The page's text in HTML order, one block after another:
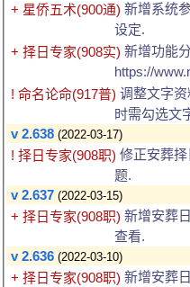
+ 星侨五术(900通) 新增系统
设定.
+ 择日专家(908实) 新增功能
https://
! 命名论命(917普) 调整文字资
时需勾选文
v 2.638 (2022-03-17)
! 择日专家(908职) 修正安葬
题.
v 2.637 (2022-03-15)
+ 择日专家(908职) 新增安葬
查看.
v 2.636 (2022-03-10)
+ 择日专家(908职) 新增安葬